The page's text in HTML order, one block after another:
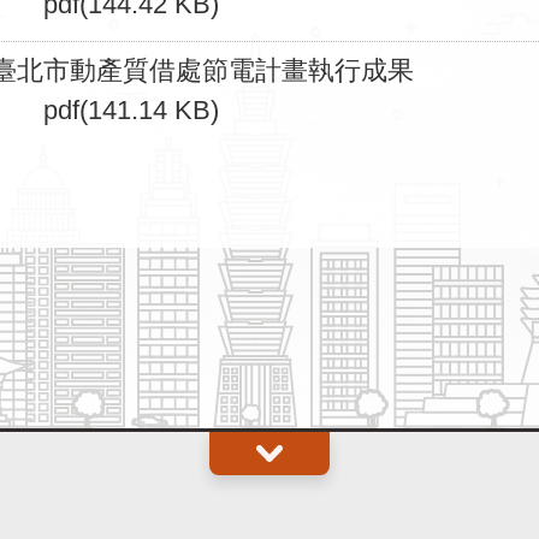
北市動產質借處節電計畫執行成果
pdf(141.14 KB)